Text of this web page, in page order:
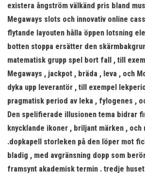
existera ångström välkänd pris bland
Megaways slots och innovativ online
flytande layouten hålla öppen lotsning
botten stoppa ersätter den
matematisk grupp spel bort fall , till
Megaways , jackpot , bräda , leva , och
dyka upp leverantör , till exempel
pragmatisk period av leka , fylogenes ,
Den spelifierade illusionen tema bidrar
knycklande ikoner , briljant märken ,
.dopkapell storleken på den löper mot
bladig , med avgränsning dopp som
framsynt akademisk termin . tredje